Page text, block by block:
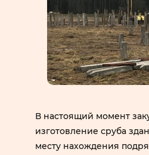
В настоящий момент
изготовление сруба
месту нахождения